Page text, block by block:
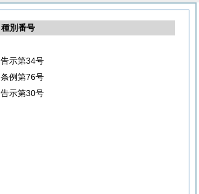
種別番号
告示第34号
条例第76号
告示第30号